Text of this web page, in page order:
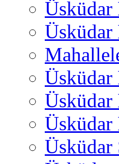
Üsküdar
Üsküdar
Üsküdar